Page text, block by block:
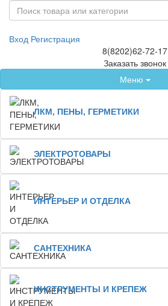
Вход Регистрация
8(8202)62-72-17
Заказать звонок
Меню
ЛКМ, ПЕНЫ, ГЕРМЕТИКИ
ЭЛЕКТРОТОВАРЫ
ИНТЕРЬЕР И ОТДЕЛКА
САНТЕХНИКА
ИНСТРУМЕНТЫ И КРЕПЕЖ